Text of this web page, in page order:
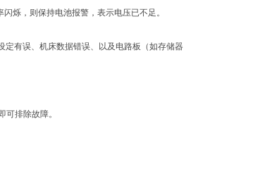
烁，则保持电池报警，表示电压已不足。
有误、机床数据错误、以及电路板（如存储器
可排除故障。